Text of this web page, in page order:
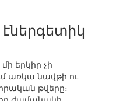
երկիր չի
առկա նավթի ու
թվերը։